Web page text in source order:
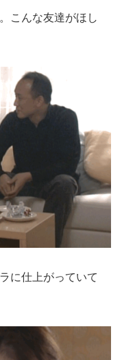
こんな友達がほし
に仕上がっていて